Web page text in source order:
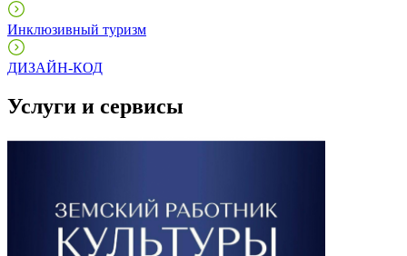
Инклюзивный туризм
ДИЗАЙН-КОД
Услуги и сервисы